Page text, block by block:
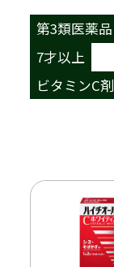
第3類医薬品
7才以上
ビタミンC剤